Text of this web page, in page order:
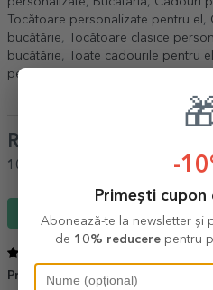
Tocătoare personalizate pentru el ,
bucătărie, Tocătoare clasice
bucătărie, Toate cadourile pentru el
personalizate
Review-uri
100%
ar recomanda unui prieten
Scrie un review
Practic 07 Iunie 2021
-
Primești
Abonează-te la newsletter și
de 10% reducerepentru